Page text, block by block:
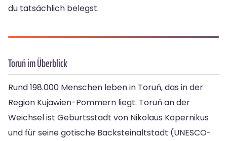
du tatsächlich belegst.
Toruń im Überblick
Rund 198.000 Menschen leben in Toruń, das in der
Region Kujawien-Pommern liegt. Toruń an der
Weichsel ist Geburtsstadt von Nikolaus Kopernikus
und für seine gotische Backsteinaltstadt (UNESCO-